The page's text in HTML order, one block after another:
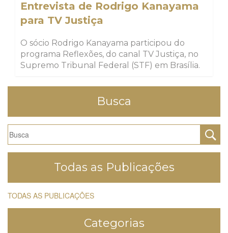
Entrevista de Rodrigo Kanayama
para TV Justiça
O sócio Rodrigo Kanayama participou do
programa Reflexões, do canal TV Justiça, no
Supremo Tribunal Federal (STF) em Brasília.
Busca
Todas as Publicações
TODAS AS PUBLICAÇÕES
Categorias